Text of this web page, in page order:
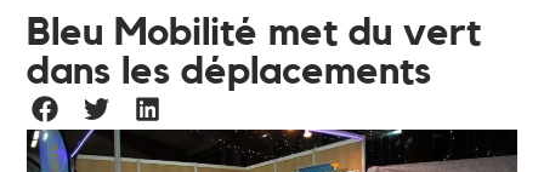
Bleu Mobilité met du vert
dans les déplacements